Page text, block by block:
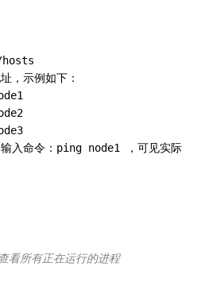
hosts
，示例如下：
输入命令：ping node1 ，可见实际
看所有正在运行的进程